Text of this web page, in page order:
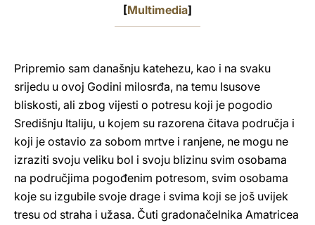
[Multimedia]
Pripremio sam današnju katehezu, kao i na svaku
srijedu u ovoj Godini milosrđa, na temu Isusove
bliskosti, ali zbog vijesti o potresu koji je pogodio
Središnju Italiju, u kojem su razorena čitava područja i
koji je ostavio za sobom mrtve i ranjene, ne mogu ne
izraziti svoju veliku bol i svoju blizinu svim osobama
na područjima pogođenim potresom, svim osobama
koje su izgubile svoje drage i svima koji se još uvijek
tresu od straha i užasa. Čuti gradonačelnika Amatricea